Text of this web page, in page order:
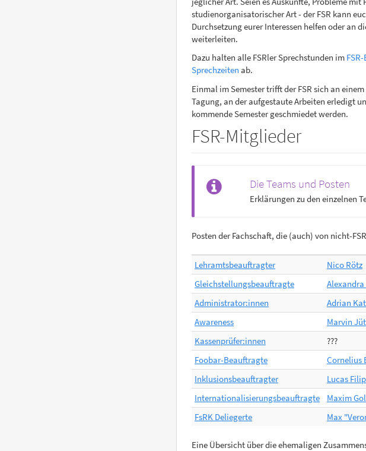
studienorganisatorischer Art - der FSR kann
Durchsetzung eurer Interessen helfen oder an
weiterleiten.
Dazu halten alle FSRler Sprechstunden im
Sprechzeiten ab.
Einmal im Semester trifft der FSR sich an
Tagung, an der aufgestaute Arbeiten erledigt
kommende Semester geschmiedet werden.
FSR-Mitglieder
Die Teams und Posten
Erklärungen zu den einzelnen
Posten der Fachschaft, die (auch) von nicht-
Lehramtsbeauftragter
Nico Rötz
Gleichstellungsbeauftragte
Administrator:innen
Adrian
Awareness
Marvin
Kassenprüfer:innen
???
Foobar-Beauftragte
Cornelius
Inklusionsbeauftragter
Lucas
Internationalisierungsbeauftragte
Maxim
FsRK Deliegerte
Max
Eine Übersicht über die ehemaligen